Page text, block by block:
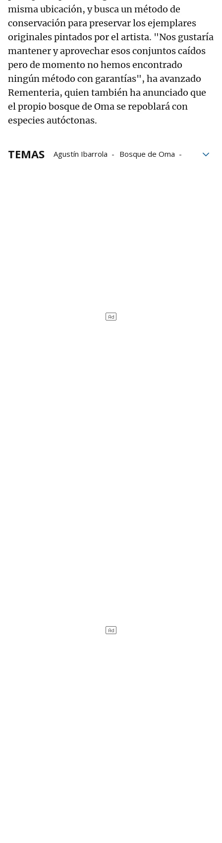
misma ubicación, y busca un método de
conservación para preservar los ejemplares
originales pintados por el artista. "Nos gustaría
mantener y aprovechar esos conjuntos caídos
pero de momento no hemos encontrado
ningún método con garantías", ha avanzado
Rementeria, quien también ha anunciado que
el propio bosque de Oma se repoblará con
especies autóctonas.
TEMAS Agustín Ibarrola
Bosque de Oma